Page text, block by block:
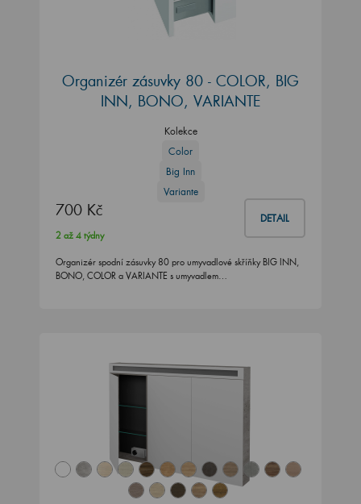
Organizér zásuvky 80 - COLOR, BIG
INN, BONO, VARIANTE
Kolekce
Color
Big Inn
Variante
700 Kč DETAIL
2 až 4 týdny
Organizér spodní zásuvky 80 pro umyvadlové skříňky BIG INN,
BONO, COLOR a VARIANTE s umyvadlem…